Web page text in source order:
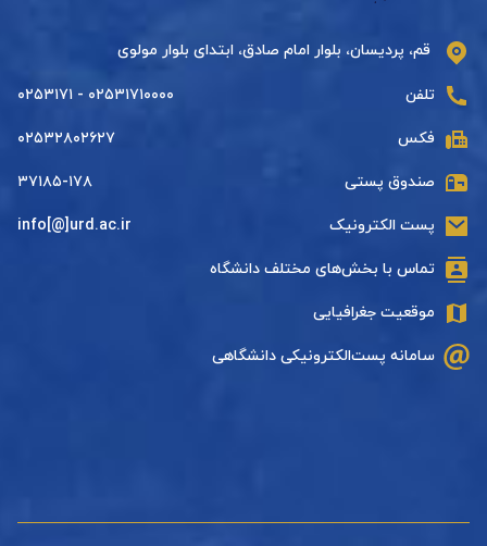
قم، پردیسان، بلوار امام صادق، ابتدای بلوار مولوی
تلفن ۰۲۵۳۱۷۱۰۰۰۰ - ۰۲۵۳۱۷۱
فکس ۰۲۵۳۲۸۰۲۶۲۷
صندوق پستی ۳۷۱۸۵-۱۷۸
پست الکترونیک info[@]urd.ac.ir
تماس با بخش‌های مختلف دانشگاه
موقعیت جغرافیایی
سامانه پست‌الکترونیکی دانشگاهی